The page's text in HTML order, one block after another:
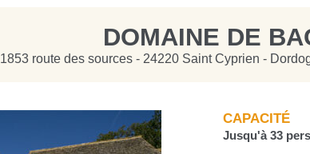
DOMAINE DE
1853 route des sources - 24220 Saint Cyprien -
CAPACITÉ
Jusqu'à 33